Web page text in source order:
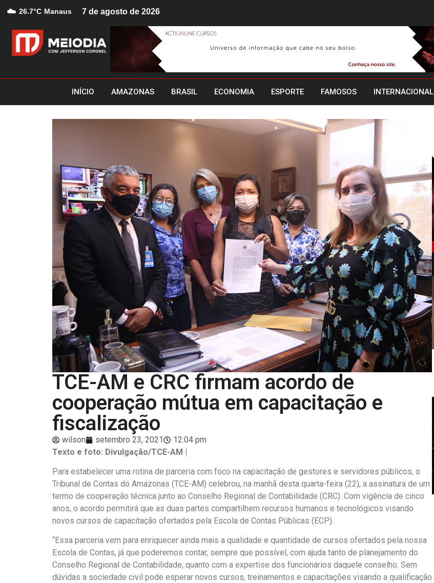
☁️ 26.7°C Manaus 7 de agosto de 2026
INÍCIO AMAZONAS BRASIL ECONOMIA ESPORTE FAMOSOS INTERNACIONAL
TCE-AM e CRC firmam acordo de
cooperação mútua em capacitação e
fiscalização
wilson setembro 23, 2021
12:04 pm
Texto e foto: Divulgação/TCE-AM |
Para estabelecer uma rotina de parceria com foco na capacitação de gestores e servidores públicos, o
Tribunal de Contas do Amazonas (TCE-AM) celebrou, na manhã desta quarta-feira (22), a assinatura de um
termo de cooperação técnica junto ao Conselho Regional de Contabilidade (CRC). Com vigência de cinco
anos, o acordo permitirá que as duas partes compartilhem recursos humanos e tecnológicos visando
novos cursos de capacitação ofertados pela Escola de Contas Públicas (ECP).
“Essa parceria vem para enriquecer ainda mais a qualidade e quantidade de cursos ofertados pela nossa
Escola de Contas, já que poderemos contar, sempre que possível, com ajuda tanto de planejamento do
Conselho Regional de Contabilidade, quanto com a expertise dos funcionários daquele conselho. Sem
dúvidas a sociedade civil pode esperar novos cursos, treinamentos e capacitações visando a qualificação